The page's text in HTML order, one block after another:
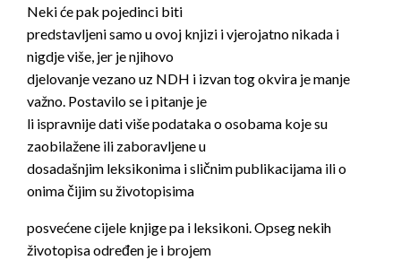
Neki će pak pojedinci biti
predstavljeni samo u ovoj knjizi i vjerojatno nikada i
nigdje više, jer je njihovo
djelovanje vezano uz NDH i izvan tog okvira je manje
važno. Postavilo se i pitanje je
li ispravnije dati više podataka o osobama koje su
zaobilažene ili zaboravljene u
dosadašnjim leksikonima i sličnim publikacijama ili o
onima čijim su životopisima
posvećene cijele knjige pa i leksikoni. Opseg nekih
životopisa određen je i brojem